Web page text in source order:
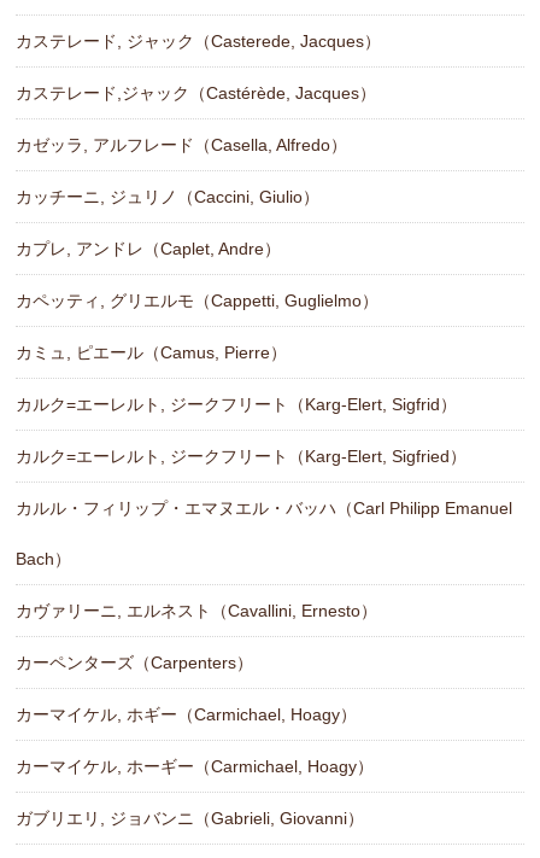
カステレード, ジャック（Casterede, Jacques）
カステレード,ジャック（Castérède, Jacques）
カゼッラ, アルフレード（Casella, Alfredo）
カッチーニ, ジュリノ（Caccini, Giulio）
カプレ, アンドレ（Caplet, Andre）
カペッティ, グリエルモ（Cappetti, Guglielmo）
カミュ, ピエール（Camus, Pierre）
カルク=エーレルト, ジークフリート（Karg-Elert, Sigfrid）
カルク=エーレルト, ジークフリート（Karg-Elert, Sigfried）
カルル・フィリップ・エマヌエル・バッハ（Carl Philipp Emanuel
Bach）
カヴァリーニ, エルネスト（Cavallini, Ernesto）
カーペンターズ（Carpenters）
カーマイケル, ホギー（Carmichael, Hoagy）
カーマイケル, ホーギー（Carmichael, Hoagy）
ガブリエリ, ジョバンニ（Gabrieli, Giovanni）